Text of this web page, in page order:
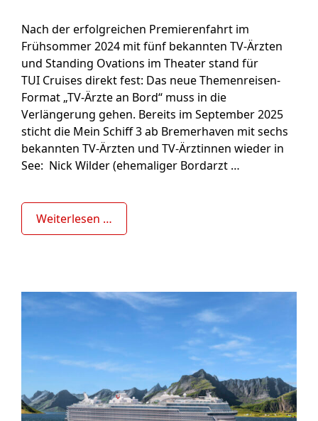
Nach der erfolgreichen Premierenfahrt im
Frühsommer 2024 mit fünf bekannten TV-Ärzten
und Standing Ovations im Theater stand für
TUI Cruises direkt fest: Das neue Themenreisen-
Format „TV-Ärzte an Bord“ muss in die
Verlängerung gehen. Bereits im September 2025
sticht die Mein Schiff 3 ab Bremerhaven mit sechs
bekannten TV-Ärzten und TV-Ärztinnen wieder in
See: Nick Wilder (ehemaliger Bordarzt …
Weiterlesen …